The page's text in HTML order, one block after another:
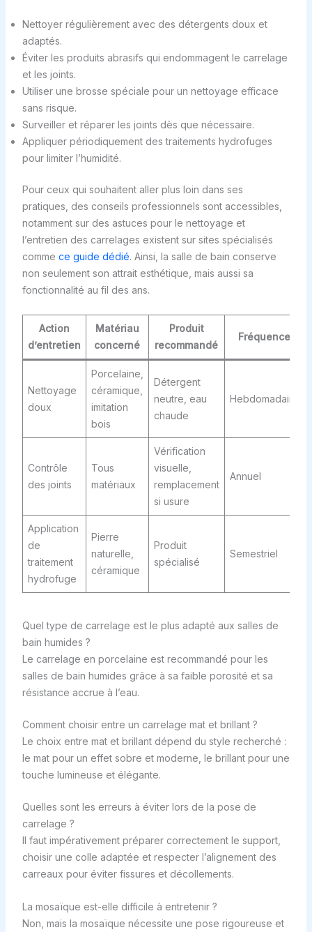
Nettoyer régulièrement avec des détergents doux et
adaptés.
Éviter les produits abrasifs qui endommagent le carrelage
et les joints.
Utiliser une brosse spéciale pour un nettoyage efficace
sans risque.
Surveiller et réparer les joints dès que nécessaire.
Appliquer périodiquement des traitements hydrofuges
pour limiter l’humidité.
Pour ceux qui souhaitent aller plus loin dans ses
pratiques, des conseils professionnels sont accessibles,
notamment sur des astuces pour le nettoyage et
l’entretien des carrelages existent sur sites spécialisés
comme ce guide dédié. Ainsi, la salle de bain conserve
non seulement son attrait esthétique, mais aussi sa
fonctionnalité au fil des ans.
Action
d’entretien
Matériau
concerné
Produit
recommandé
Fréquence
Nettoyage
doux
Porcelaine,
céramique,
imitation
bois
Détergent
neutre, eau
chaude
Hebdomadaire
Contrôle
des joints
Tous
matériaux
Vérification
visuelle,
remplacement
si usure
Annuel
Application
de
traitement
hydrofuge
Pierre
naturelle,
céramique
Produit
spécialisé
Semestriel
Quel type de carrelage est le plus adapté aux salles de
bain humides ?
Le carrelage en porcelaine est recommandé pour les
salles de bain humides grâce à sa faible porosité et sa
résistance accrue à l’eau.
Comment choisir entre un carrelage mat et brillant ?
Le choix entre mat et brillant dépend du style recherché :
le mat pour un effet sobre et moderne, le brillant pour une
touche lumineuse et élégante.
Quelles sont les erreurs à éviter lors de la pose de
carrelage ?
Il faut impérativement préparer correctement le support,
choisir une colle adaptée et respecter l’alignement des
carreaux pour éviter fissures et décollements.
La mosaïque est-elle difficile à entretenir ?
Non, mais la mosaïque nécessite une pose rigoureuse et